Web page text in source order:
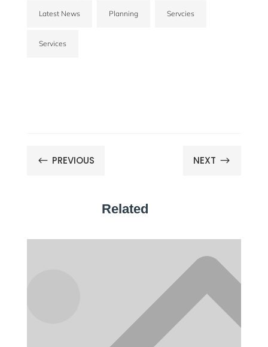
Latest News Planning Servcies
Services
# PREVIOUS NEXT $
Related